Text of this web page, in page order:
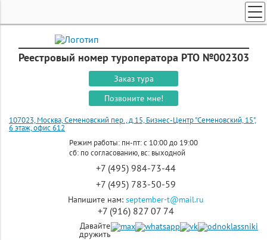
Реестровый номер туроператора РТО №002303
Заказ тура
Позвоните мне!
107023, Москва, Семеновский пер., д.15, Бизнес-Центр "Семеновский, 15",
6 этаж, офис 612
Режим работы: пн-пт: с 10:00 до 19:00
сб: по согласованию, вс: выходной
+7 (495) 984-73-44
+7 (495) 783-50-59
Напишите нам: september-t@mail.ru
+7 (916) 827 07 74
Давайте
дружить
ПОИСК ТУРОВ
ГОРЯЩИЕ ТУРЫ
СТРАНЫ
КРУИЗЫ
ЭКСКУРСИОННЫЕ ТУРЫ